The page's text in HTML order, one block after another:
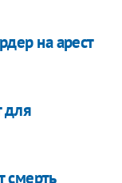
на арест
для
смерть